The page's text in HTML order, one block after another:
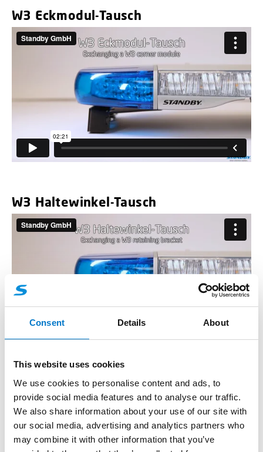
Consent Details About
This website uses cookies
We use cookies to personalise content and ads, to
provide social media features and to analyse our traffic.
We also share information about your use of our site with
our social media, advertising and analytics partners who
may combine it with other information that you’ve
W3 Eckmodul-Tausch
W3 Haltewinkel-Tausch
W3 Inboardmodul-Tausch